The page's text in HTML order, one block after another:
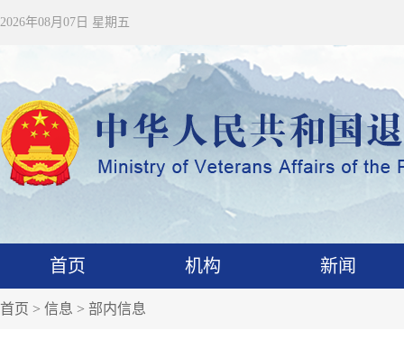
2026年08月07日 星期五
首页 机构 新闻
首页 > 信息 > 部内信息